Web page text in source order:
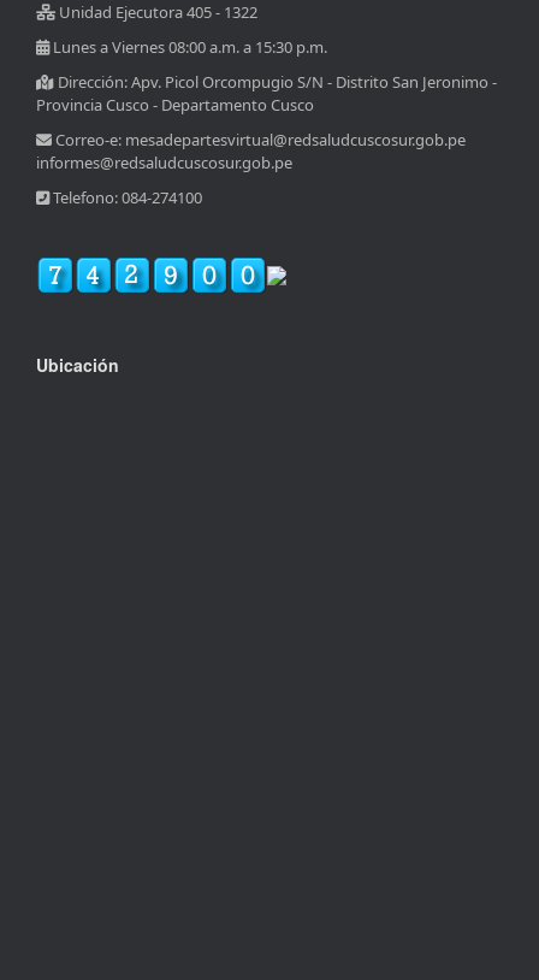
Unidad Ejecutora 405 - 1322
Lunes a Viernes 08:00 a.m. a 15:30 p.m.
Dirección: Apv. Picol Orcompugio S/N - Distrito San Jeronimo -
Provincia Cusco - Departamento Cusco
Correo-e: mesadepartesvirtual@redsaludcuscosur.gob.pe
informes@redsaludcuscosur.gob.pe
Telefono: 084-274100
Ubicación